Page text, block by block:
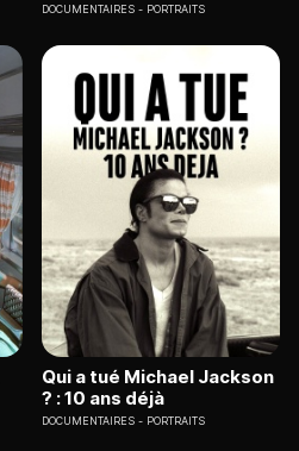
DOCUMENTAIRES PORTRAITS
Qui a tué Michael Jackson
? : 10 ans déjà
DOCUMENTAIRES PORTRAITS